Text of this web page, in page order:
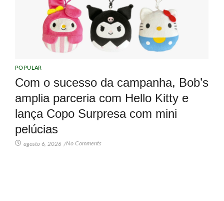
POPULAR
Com o sucesso da campanha, Bob’s
amplia parceria com Hello Kitty e
lança Copo Surpresa com mini
pelúcias
agosto 6, 2026 /No Comments